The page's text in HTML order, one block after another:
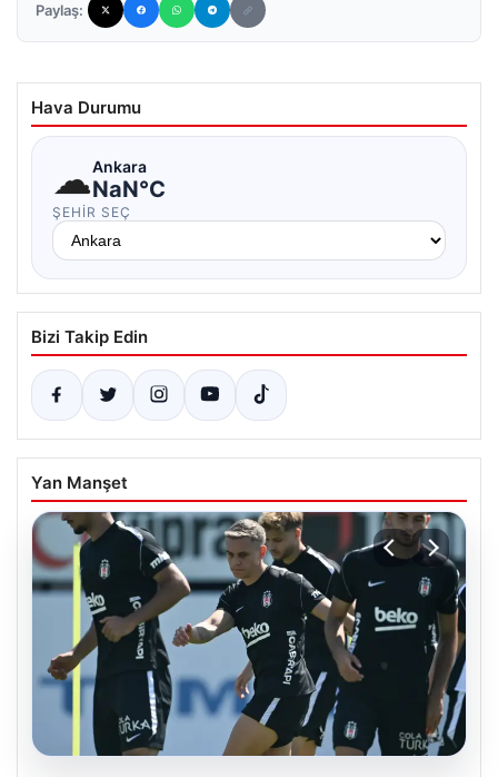
Paylaş:
Hava Durumu
☁Ankara
NaN°C
ŞEHIR SEÇ
Bizi Takip Edin
Yan Manşet